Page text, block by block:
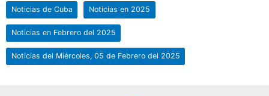
Noticias de Cuba Noticias en 2025
Noticias en Febrero del 2025
Noticias del Miércoles, 05 de Febrero del 2025